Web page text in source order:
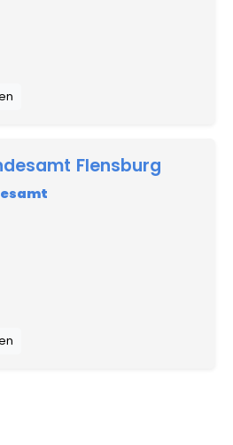
Flensburg